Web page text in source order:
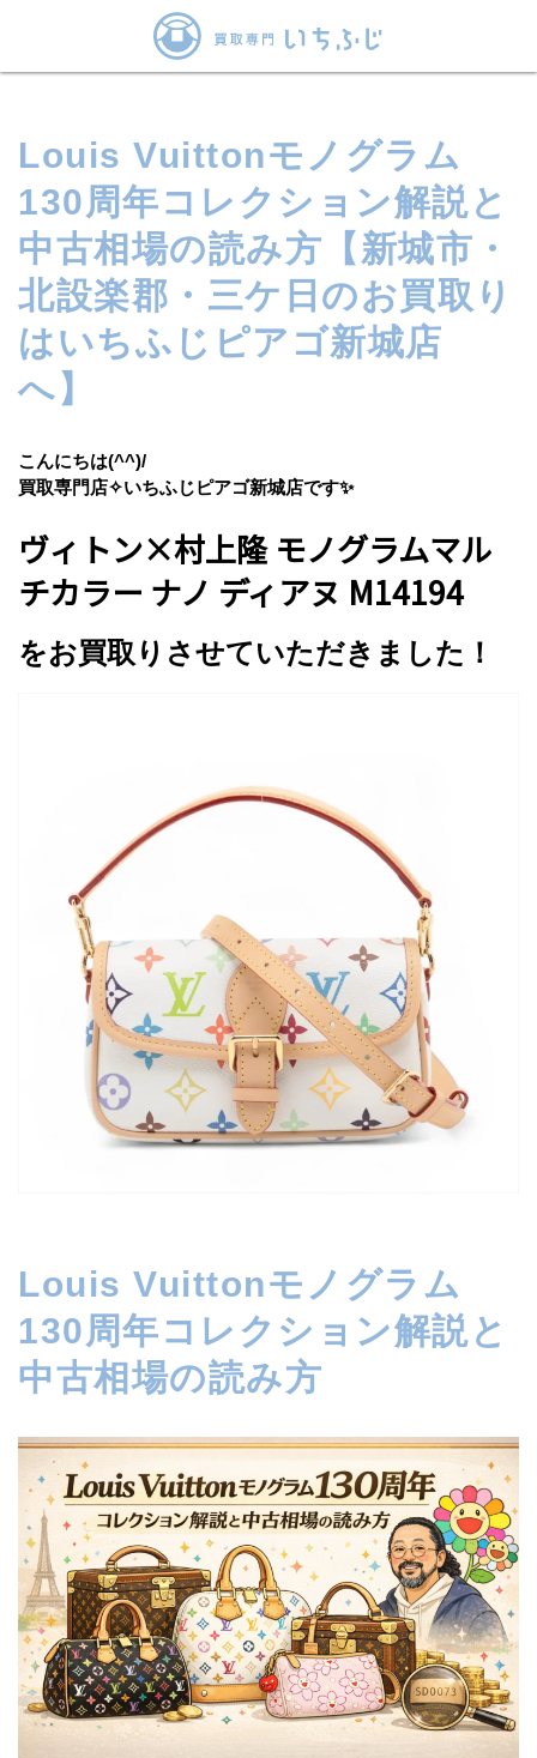
Louis Vuittonモノグラム
130周年コレクション解説と
中古相場の読み方【新城市・
北設楽郡・三ケ日のお買取り
はいちふじピアゴ新城店
へ】
こんにちは(^^)/
買取専門店✧いちふじピアゴ新城店です✨
ヴィトン×村上隆 モノグラムマル
チカラー ナノ ディアヌ M14194
をお買取りさせていただきました！
Louis Vuittonモノグラム
130周年コレクション解説と
中古相場の読み方